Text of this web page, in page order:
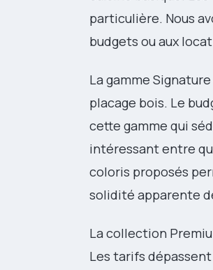
particulière. Nous
budgets ou aux
La gamme
placage bois. Le
cette gamme qui
intéressant entre
coloris proposés
solidité apparente
La collection
Les tarifs